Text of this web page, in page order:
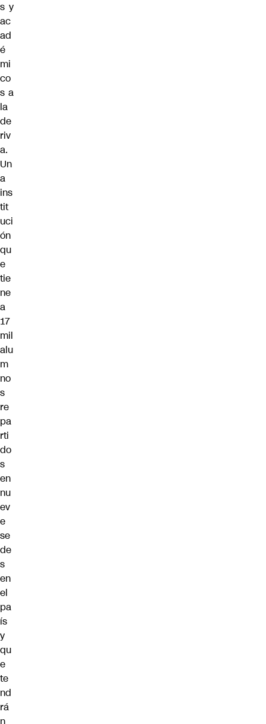
s y
ac
ad
é
mi
co
s a
la
de
riv
a.
Un
a
ins
tit
uci
ón
qu
e
tie
ne
a
17
mil
alu
m
no
s
re
pa
rti
do
s
en
nu
ev
e
se
de
s
en
el
pa
ís
y
qu
e
te
nd
rá
n